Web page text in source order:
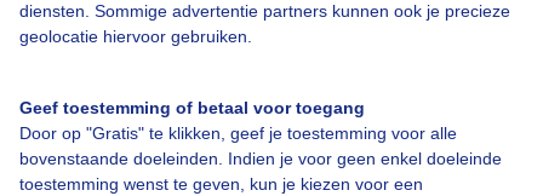
diensten. Sommige advertentie partners kunnen ook je precieze
geolocatie hiervoor gebruiken.
Geef toestemming of betaal voor toegang
Door op "Gratis" te klikken, geef je toestemming voor alle
bovenstaande doeleinden. Indien je voor geen enkel doeleinde
toestemming wenst te geven, kun je kiezen voor een
Over Buienradar
Veelgestelde vragen
Contact